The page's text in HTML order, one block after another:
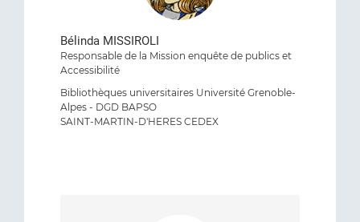
Bélinda MISSIROLI
Responsable de la Mission enquête de publics et
Accessibilité
Bibliothèques universitaires Université Grenoble-
Alpes - DGD BAPSO
SAINT-MARTIN-D'HERES CEDEX